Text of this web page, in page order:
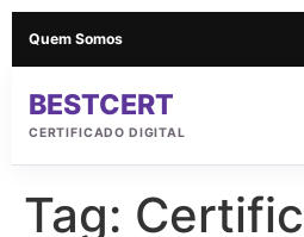
Quem Somos
BESTCERT
CERTIFICADO DIGITAL
Tag: